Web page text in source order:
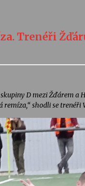
Trenéři
D mezi Žďárem a
remíza,“ shodli se trenéři